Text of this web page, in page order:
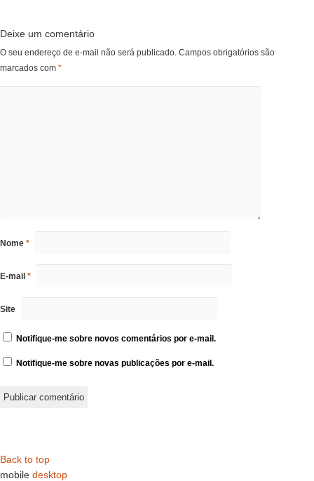
Deixe um comentário
O seu endereço de e-mail não será publicado. Campos obrigatórios são
marcados com *
Nome *
E-mail *
Site
Notifique-me sobre novos comentários por e-mail.
Notifique-me sobre novas publicações por e-mail.
Back to top
mobile desktop